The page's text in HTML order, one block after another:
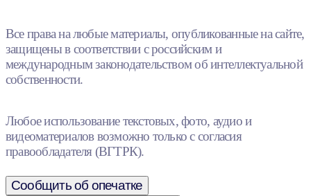
Все права на любые материалы, опубликованные на сайте,
защищены в соответствии с российским и
международным законодательством об интеллектуальной
собственности.
Любое использование текстовых, фото, аудио и
видеоматериалов возможно только с согласия
правообладателя (ВГТРК).
Сообщить об опечатке